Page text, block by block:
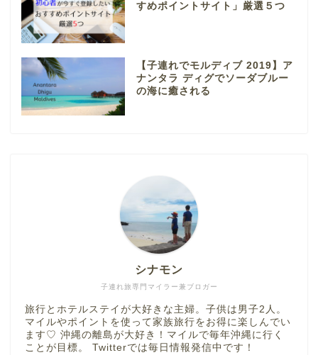
すめポイントサイト」厳選５つ
【子連れでモルディブ 2019】ア
ナンタラ ディグでソーダブルー
の海に癒される
子連れ旅専門マイラー兼ブロガー
シナモン
旅行とホテルステイが大好きな主婦。子供は男子2人。
マイルやポイントを使って家族旅行をお得に楽しんでい
ます♡ 沖縄の離島が大好き！マイルで毎年沖縄に行く
ことが目標。 Twitterでは毎日情報発信中です！